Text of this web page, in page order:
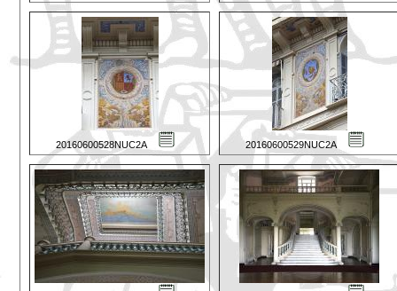
20160600528NUC2A 20160600529NUC2A